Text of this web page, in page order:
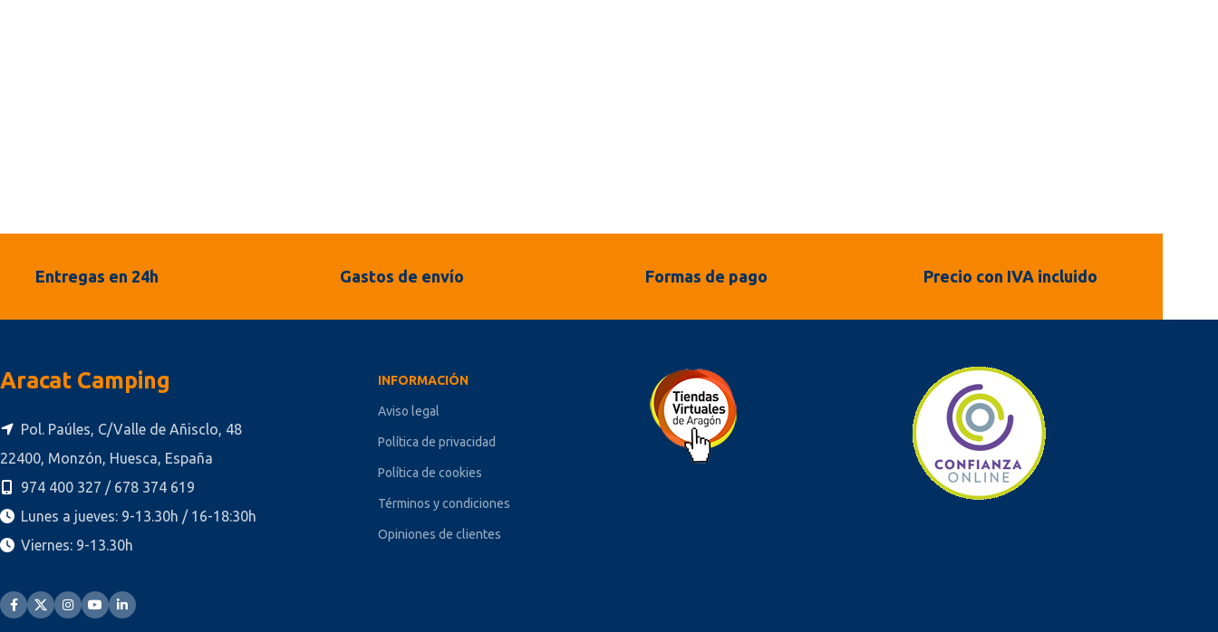
Entregas en 24h Gastos de envío Formas de pago Precio con IVA incluido
Aracat Camping
Pol. Paúles, C/Valle de Añisclo, 48
22400, Monzón, Huesca, España
974 400 327 / 678 374 619
Lunes a jueves: 9-13.30h / 16-18:30h
Viernes: 9-13.30h
INFORMACIÓN
Aviso legal
Política de privacidad
Política de cookies
Términos y condiciones
Opiniones de clientes